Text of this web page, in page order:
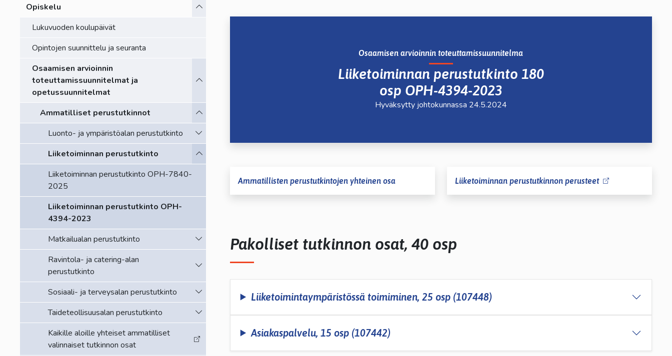
Opiskelu
Vaihda alasvetovalikkoa
Lukuvuoden koulupäivät
Opintojen suunnittelu ja seuranta
Osaamisen arvioinnin
toteuttamissuunnitelmat ja
opetussuunnitelmat
Vaihda alasvetovalikkoa
Ammatilliset perustutkinnot
Vaihda alasvetovalikkoa
Luonto- ja ympäristöalan perustutkinto
Vaihda alasvetovalikkoa
Liiketoiminnan perustutkinto
Vaihda alasvetovalikkoa
Liiketoiminnan perustutkinto OPH-7840-
2025
Liiketoiminnan perustutkinto OPH-
4394-2023
Matkailualan perustutkinto
Vaihda alasvetovalikkoa
Ravintola- ja catering-alan
perustutkinto
Vaihda alasvetovalikkoa
Sosiaali- ja terveysalan perustutkinto
Vaihda alasvetovalikkoa
Taideteollisuusalan perustutkinto
Vaihda alasvetovalikkoa
Kaikille aloille yhteiset ammatilliset
valinnaiset tutkinnon osat
Osaamisen arvioinnin toteuttamissuunnitelma
Liiketoiminnan perustutkinto 180
osp OPH-4394-2023
Hyväksytty johtokunnassa 24.5.2024
Ammatillisten perustutkintojen yhteinen osa Liiketoiminnan perustutkinnon perusteet
Pakolliset tutkinnon osat, 40 osp
Liiketoimintaympäristössä toimiminen, 25 osp (107448)
Asiakaspalvelu, 15 osp (107442)